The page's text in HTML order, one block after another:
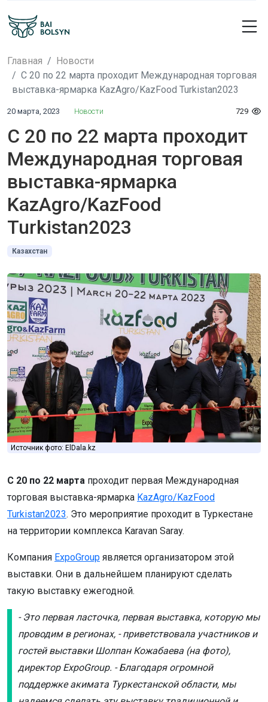
Главная
Новости
С 20 по 22 марта проходит Международная торговая
выставка-ярмарка KazAgro/KazFood Turkistan2023
20 марта, 2023 Новости 729
С 20 по 22 марта проходит
Международная торговая
выставка-ярмарка
KazAgro/KazFood
Turkistan2023
Казахстан
Источник фото: ElDala.kz
С 20 по 22 марта проходит первая Международная
торговая выставка-ярмарка KazAgro/KazFood
Turkistan2023. Это мероприятие проходит в Туркестане
на территории комплекса Karavan Saray.
Компания ExpoGroup является организатором этой
выставки. Они в дальнейшем планируют сделать
такую выставку ежегодной.
- Это первая ласточка, первая выставка, которую мы
проводим в регионах, - приветствовала участников и
гостей выставки Шолпан Кожабаева (на фото),
директор ExpoGroup. - Благодаря огромной
поддержке акимата Туркестанской области, мы